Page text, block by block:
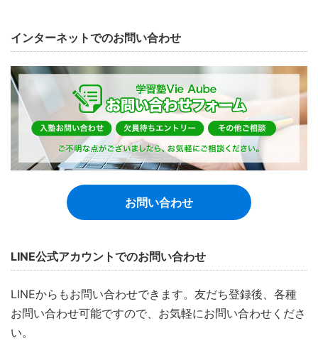
インターネットでのお問い合わせ
お問い合わせ
LINE公式アカウントでのお問い合わせ
LINEからもお問い合わせできます。友だち登録後、各種
お問い合わせ可能ですので、お気軽にお問い合わせくださ
い。